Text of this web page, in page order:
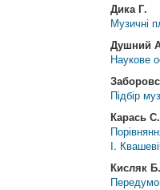
Дика Г.
Музичні
Душний
Наукове
Підбір
Карась С.
І.
Кисляк Б.